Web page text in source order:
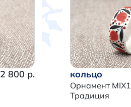
2 800 р. кольцо
Орнамент MIX1
Традиция